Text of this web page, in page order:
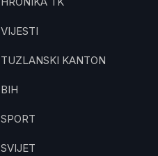
VIJESTI
TUZLANSKI KANTON
BIH
SPORT
SVIJET